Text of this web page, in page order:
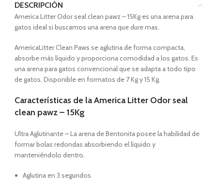
DESCRIPCIÓN
America Litter Odor seal clean pawz – 15Kg es una arena para
gatos ideal si buscamos una arena que dure mas.
AmericaLitter Clean Paws se aglutina de forma compacta,
absorbe más líquido y proporciona comodidad a los gatos. Es
una arena para gatos convencional que se adapta a todo tipo
de gatos. Disponible en formatos de 7 Kg y 15 Kg.
Características de la America Litter Odor seal
clean pawz – 15Kg
Ultra Aglutinante – La arena de Bentonita posee la habilidad de
formar bolas redondas absorbiendo el líquido y
manteniéndolo dentro.
Aglutina en 3 segundos